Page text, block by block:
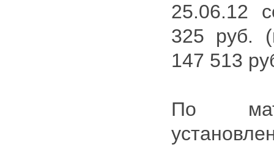
25.06.12
325 руб.
147 513
По